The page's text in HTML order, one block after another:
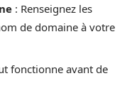
: Renseignez les
de domaine à votre
fonctionne avant de